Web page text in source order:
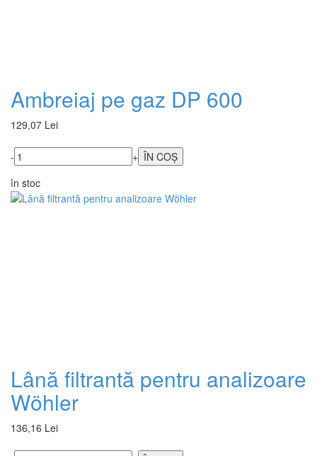
Ambreiaj pe gaz DP 600
129,07 Lei
-
+
în stoc
Lână filtrantă pentru analizoare
Wöhler
136,16 Lei